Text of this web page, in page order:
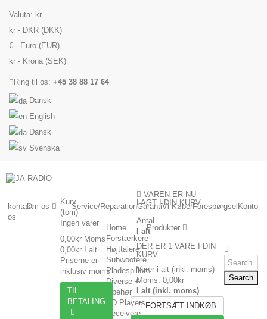
Valuta: kr
kr - DKR (DKK)
€ - Euro (EUR)
kr - Krona (SEK)
Ring til os: +45 38 88 17 64
Dansk
English
Dansk
Svenska
Konto
Forespørgsel
Vi Køber
Garanti
Service/Reparation
Om os
kontakt
os
Produkter
Home
Forstærkere
Højttalere
Subwoofere
Pladespillere
Diverse +
tilbehør
CD Players
Receivere
Kurv
(tom)
Ingen varer
0,00kr Moms
0,00kr
I alt
Priserne er
inklusiv moms
TIL
BETALING
VAREN ER NU
LAGT I DIN KURV
Antal
I alt
DER ER 1 VARE I DIN
KURV
Varer i alt (inkl. moms)
Moms: 0,00kr
I alt (inkl. moms)
FORTSÆT INDKØB
Search